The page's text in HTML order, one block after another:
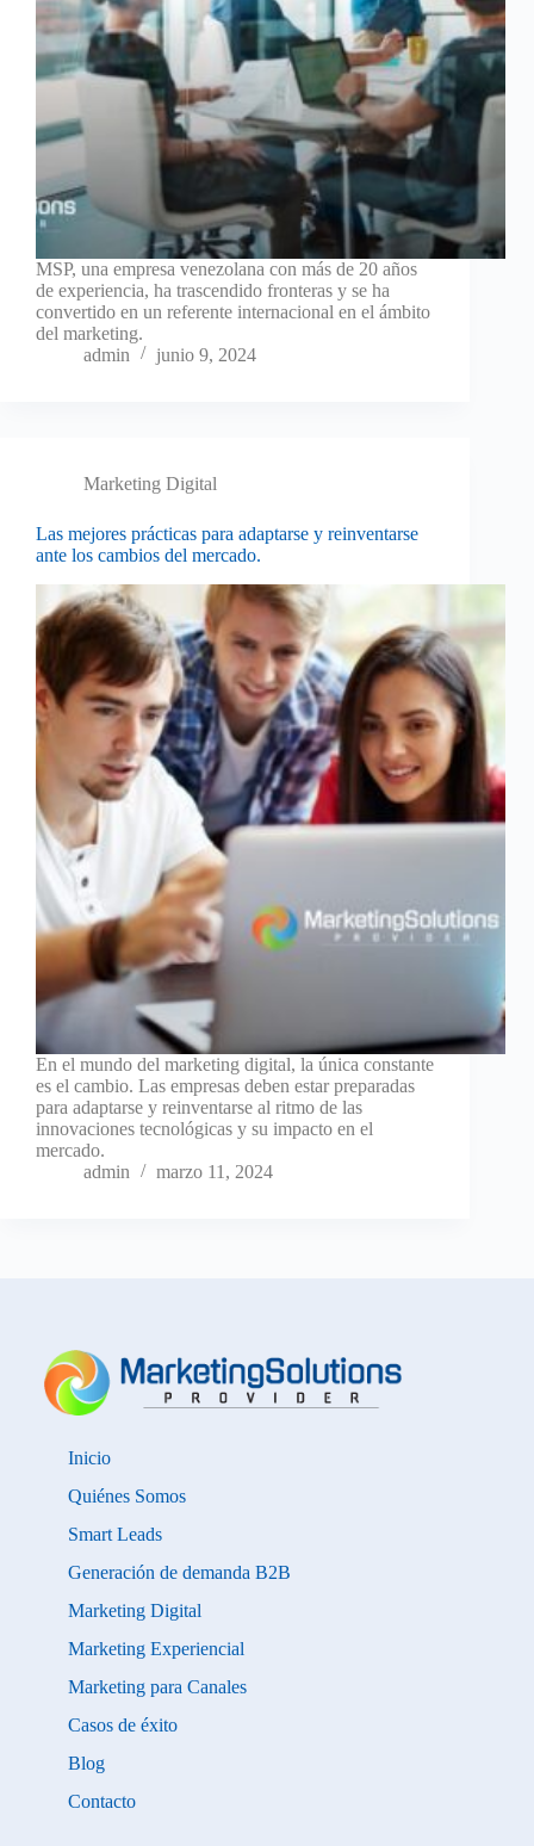
MSP, una empresa venezolana con más de 20 años
de experiencia, ha trascendido fronteras y se ha
convertido en un referente internacional en el ámbito
del marketing.
admin
junio 9, 2024
Marketing Digital
Las mejores prácticas para adaptarse y reinventarse
ante los cambios del mercado.
En el mundo del marketing digital, la única constante
es el cambio. Las empresas deben estar preparadas
para adaptarse y reinventarse al ritmo de las
innovaciones tecnológicas y su impacto en el
mercado.
admin
marzo 11, 2024
Inicio
Quiénes Somos
Smart Leads
Generación de demanda B2B
Marketing Digital
Marketing Experiencial
Marketing para Canales
Casos de éxito
Blog
Contacto